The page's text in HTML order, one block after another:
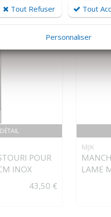
POUR
INOX
43,50 €
MJK
LAME
Tout Refuser Tout
Personnaliser